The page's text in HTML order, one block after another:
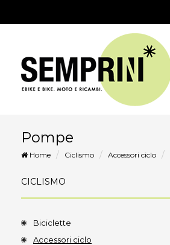
Pompe
Home Ciclismo Accessori ciclo
CICLISMO
Biciclette
Accessori ciclo